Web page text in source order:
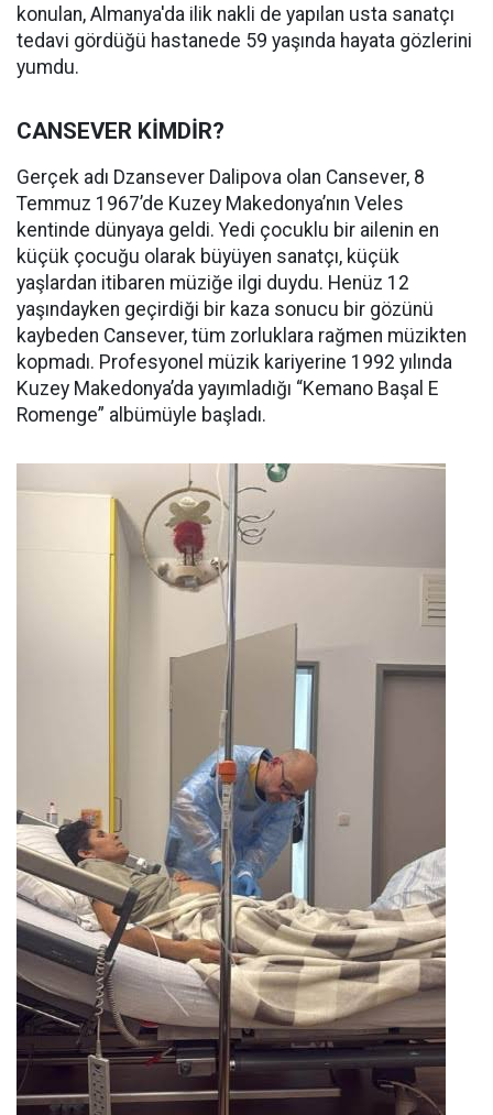
konulan, Almanya'da ilik nakli de yapılan usta sanatçı
tedavi gördüğü hastanede 59 yaşında hayata gözlerini
yumdu.
CANSEVER KİMDİR?
Gerçek adı Dzansever Dalipova olan Cansever, 8
Temmuz 1967’de Kuzey Makedonya’nın Veles
kentinde dünyaya geldi. Yedi çocuklu bir ailenin en
küçük çocuğu olarak büyüyen sanatçı, küçük
yaşlardan itibaren müziğe ilgi duydu. Henüz 12
yaşındayken geçirdiği bir kaza sonucu bir gözünü
kaybeden Cansever, tüm zorluklara rağmen müzikten
kopmadı. Profesyonel müzik kariyerine 1992 yılında
Kuzey Makedonya’da yayımladığı “Kemano Başal E
Romenge” albümüyle başladı.